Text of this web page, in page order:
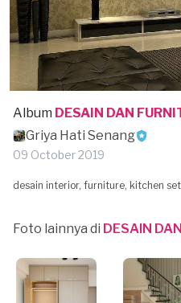
Album DESAIN DAN
Griya Hati Senang
09 October 2019
desain interior, furniture, kitchen
Foto lainnya di DESAIN